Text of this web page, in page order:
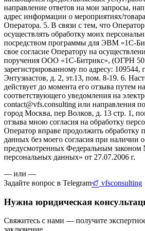
направление ответов на мои запросы,
адрес информации о мероприятиях/
Оператора. 5. В связи с тем, что
осуществлять обработку моих
посредством программы для ЭВМ «1С-
свое согласие Оператору на
поручения ООО «1С-Битрикс», (ОГРН
зарегистрированному по адресу: 109544,
Энтузиастов, д. 2, эт.13, пом. 8-19. 6.
действует до момента его отзыва путем
соответствующего уведомления на
contact@vfs.consulting или направления
город Москва, пер Волков, д. 13 стр. 1,
отзыва мною согласия на обработку
Оператор вправе продолжить обработку
данных без моего согласия при наличии
предусмотренных Федеральным
персональных данных» от 27.07.2006 г.
— или —
Задайте вопрос в Telegram
vfsconsulting
Нужна юридическая
Свяжитесь с нами — получите